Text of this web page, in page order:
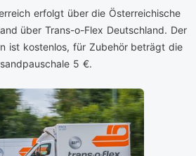
erfolgt über die Österreichische
über Trans-o-Flex Deutschland. Der
ist kostenlos, für Zubehör beträgt die
5 €.